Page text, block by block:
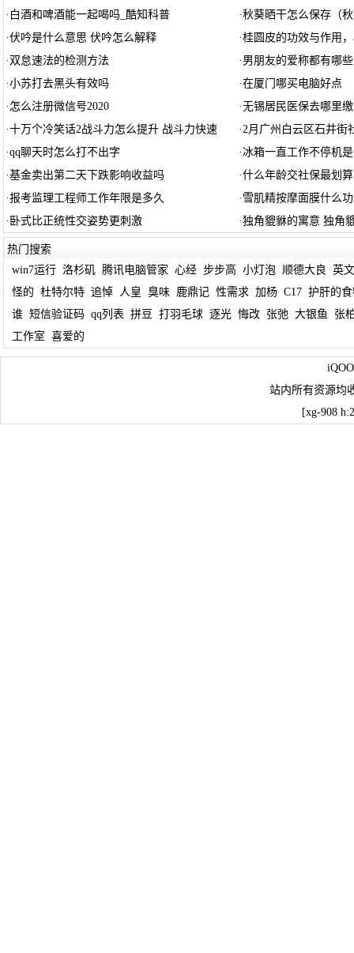
· 白酒和啤酒能一起喝吗_酷知科普 ·秋葵晒干怎么保存（
·伏吟是什么意思 伏吟怎么解释 ·桂圆皮的功效与作用
· 双怠速法的检测方法 · 男朋友的爱称都有哪些
·小苏打去黑头有效吗 ·在厦门哪买电脑好点
· 怎么注册微信号2020 ·无锡居民医保去哪里
·十万个冷笑话2战斗力怎么提升 战斗力快速 ·2月广州白云区石井街
·qq聊天时怎么打不出字 ·冰箱一直工作不停机
·基金卖出第二天下跌影响收益吗 ·什么年龄交社保最划
·报考监理工程师工作年限是多久 · 雪肌精按摩面膜什么
· 卧式比正统性交姿势更刺激 ·独角貔貅的寓意 独角
热门搜索
win7运行 洛杉矶 腾讯电脑管家 心经 步步高 小灯泡 顺德大良 英
怪的 杜特尔特 追悼 人皇 臭味 鹿鼎记 性需求 加杨 C17 护肝的食
谁 短信验证码 qq列表 拼豆 打羽毛球 逐光 悔改 张弛 大银鱼
张
工作室 喜爱的
站内所有资源均
[xg-908